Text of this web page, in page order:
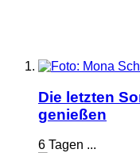
Die letzten
genießen
6 Tagen ...